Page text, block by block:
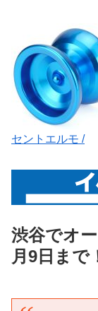
セントエルモ /
渋谷でオ
月9日まで